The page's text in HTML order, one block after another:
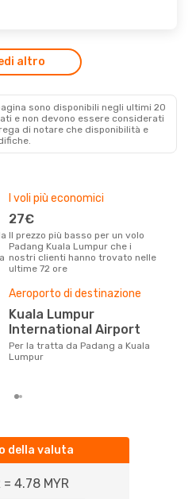
altro
sono disponibili negli ultimi 20
e non devono essere considerati
di notare che disponibilità e
I voli più economici
27€
Il prezzo più basso per un volo
Padang Kuala Lumpur che i
nostri clienti hanno trovato nelle
ultime 72 ore
Aeroporto di destinazione
Kuala Lumpur
International Airport
Per la tratta da Padang a Kuala
Lumpur
della valuta
= 4.78 MYR